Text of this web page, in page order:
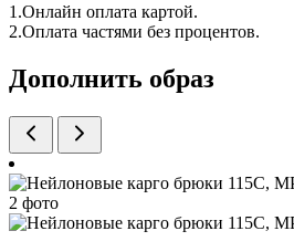
1.Онлайн оплата картой.
2.Оплата частями без процентов.
Дополнить образ